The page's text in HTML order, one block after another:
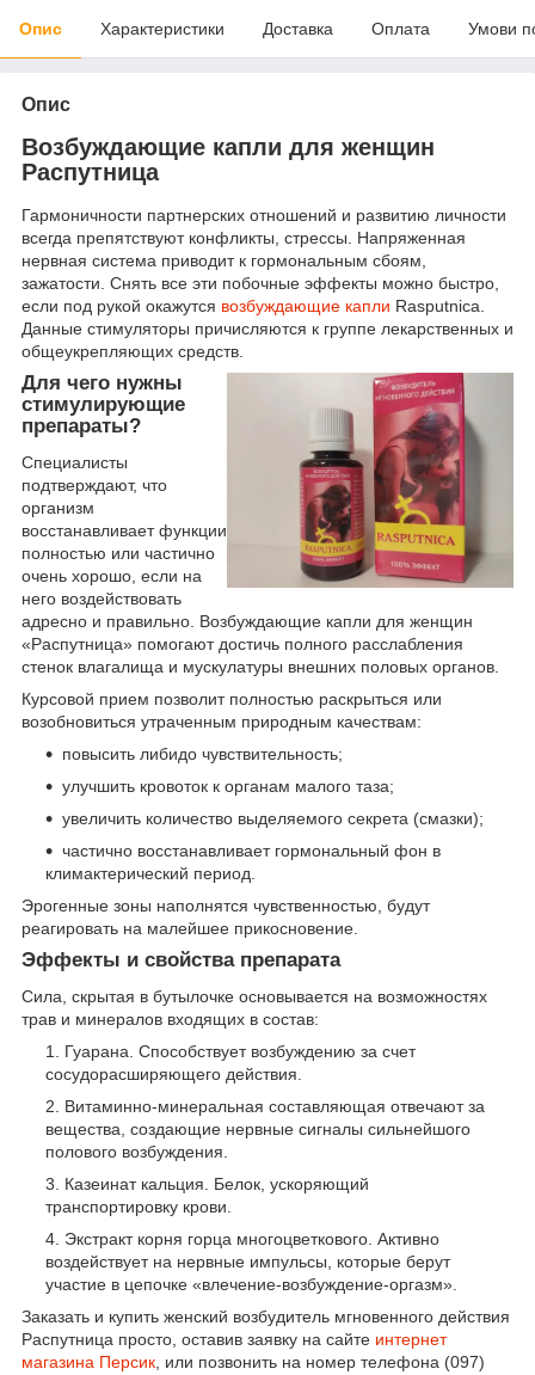
Опис Характеристики Доставка Оплата Умови
Опис
Возбуждающие капли для женщин
Распутница
Гармоничности партнерских отношений и развитию личности
всегда препятствуют конфликты, стрессы. Напряженная
нервная система приводит к гормональным сбоям,
зажатости. Снять все эти побочные эффекты можно быстро,
если под рукой окажутся возбуждающие капли Rasputnica.
Данные стимуляторы причисляются к группе лекарственных и
общеукрепляющих средств.
Для чего нужны
стимулирующие
препараты?
Специалисты
подтверждают, что
организм
восстанавливает функции
полностью или частично
очень хорошо, если на
него воздействовать
адресно и правильно. Возбуждающие капли для женщин
«Распутница» помогают достичь полного расслабления
стенок влагалища и мускулатуры внешних половых органов.
Курсовой прием позволит полностью раскрыться или
возобновиться утраченным природным качествам:
повысить либидо чувствительность;
улучшить кровоток к органам малого таза;
увеличить количество выделяемого секрета (смазки);
частично восстанавливает гормональный фон в
климактерический период.
Эрогенные зоны наполнятся чувственностью, будут
реагировать на малейшее прикосновение.
Эффекты и свойства препарата
Сила, скрытая в бутылочке основывается на возможностях
трав и минералов входящих в состав:
Гуарана. Способствует возбуждению за счет
сосудорасширяющего действия.
Витаминно-минеральная составляющая отвечают за
вещества, создающие нервные сигналы сильнейшого
полового возбуждения.
Казеинат кальция. Белок, ускоряющий
транспортировку крови.
Экстракт корня горца многоцветкового. Активно
воздействует на нервные импульсы, которые берут
участие в цепочке «влечение-возбуждение-оргазм».
Заказать и купить женский возбудитель мгновенного действия
Распутница просто, оставив заявку на сайте интернет
магазина Персик , или позвонить на номер телефона (097)